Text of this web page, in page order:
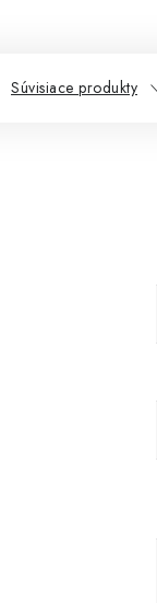
Súvisiace produkty